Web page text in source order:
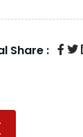
Share :